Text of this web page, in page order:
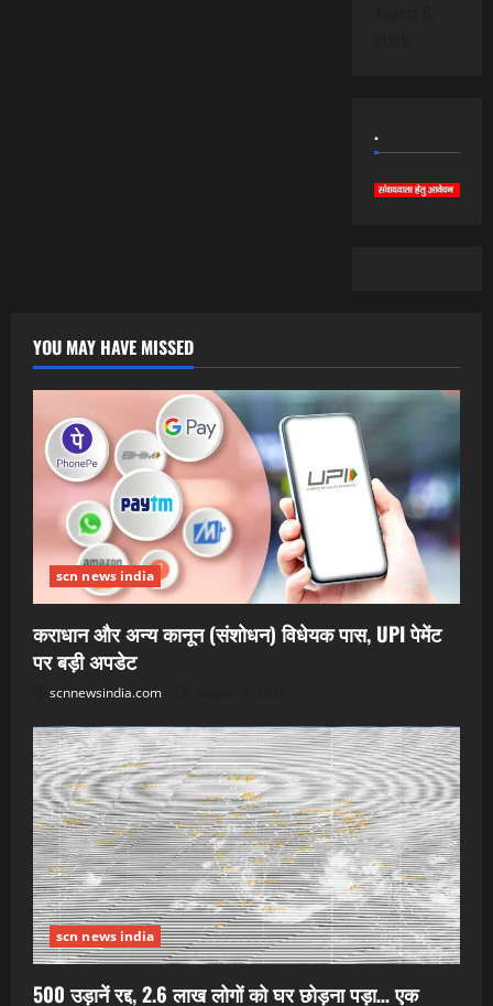
.
YOU MAY HAVE MISSED
scn news india
कराधान और अन्य कानून (संशोधन) विधेयक पास, UPI पेमेंट
पर बड़ी अपडेट
scnnewsindia.com
scn news india
500 उड़ानें रद्द, 2.6 लाख लोगों को घर छोड़ना पड़ा… एक